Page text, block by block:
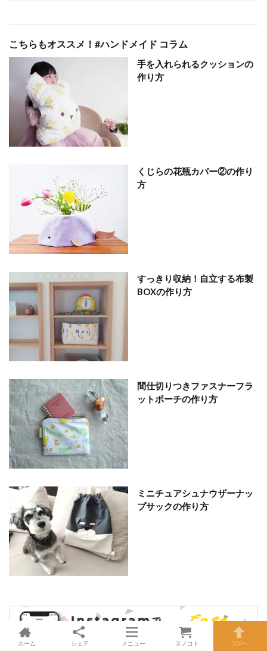
こちらもオススメ！#ハンドメイド コラム
手を入れられるクッションの
作り方
くじらの花瓶カバー②の作り
方
すっきり収納！自立する布製
BOXの作り方
間仕切りつきファスナーフラ
ットポーチの作り方
ミニチュアシュナウザーナッ
プサックの作り方
ホーム シェア メニュー ヌノコト TOPへ